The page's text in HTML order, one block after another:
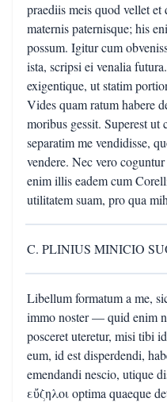
praediis meis quod vellet
maternis paternisque; his
possum. Igitur cum
ista, scripsi ei venalia
exigentique, ut statim
Vides quam ratum habere
moribus gessit. Superest ut
separatim me vendidisse,
vendere. Nec vero
enim illis eadem cum
utilitatem suam, pro qua
C. PLINIUS MINICIO
Libellum formatum a me,
immo noster — quid enim
posceret uteretur, misi tibi
eum, id est disperdendi,
emendandi nescio, utique
εὔζηλοι optima quaeque